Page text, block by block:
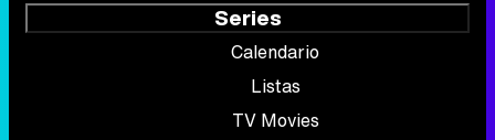
Series
Calendario
Listas
TV Movies